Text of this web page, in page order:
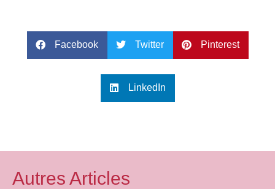
Facebook Twitter Pinterest
LinkedIn
Autres Articles